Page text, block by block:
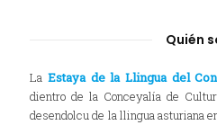
Quién
La Estaya de la Llingua del
dientro de la Conceyalía de
desendolcu de la llingua asturiana